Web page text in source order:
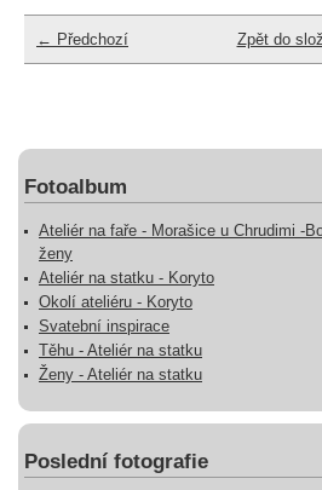
← Předchozí Zpět do
Fotoalbum
Ateliér na faře - Morašice u Chrudimi -
ženy
Ateliér na statku - Koryto
Okolí ateliéru - Koryto
Svatební inspirace
Těhu - Ateliér na statku
Ženy - Ateliér na statku
Poslední fotografie